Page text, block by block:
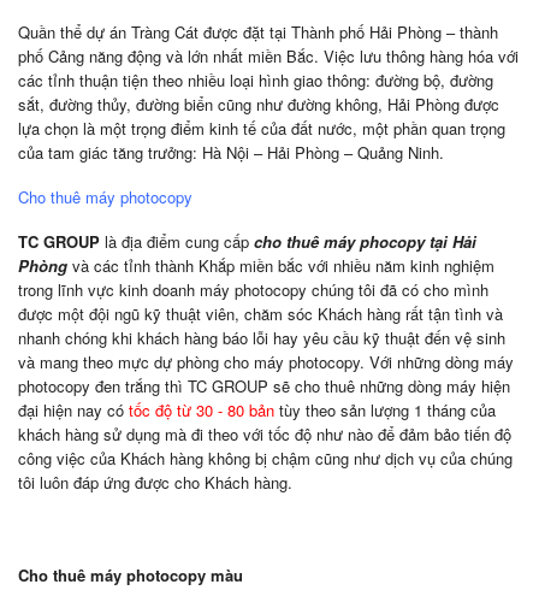
Quần thể dự án Tràng Cát được đặt tại Thành phố Hải Phòng – thành
phố Cảng năng động và lớn nhất miền Bắc. Việc lưu thông hàng hóa với
các tỉnh thuận tiện theo nhiều loại hình giao thông: đường bộ, đường
sắt, đường thủy, đường biển cũng như đường không, Hải Phòng được
lựa chọn là một trọng điểm kinh tế của đất nước, một phần quan trọng
của tam giác tăng trưởng: Hà Nội – Hải Phòng – Quảng Ninh.
Cho thuê máy photocopy
TC GROUP là địa điểm cung cấp cho thuê máy phocopy tại Hải
Phòng và các tỉnh thành Khắp miền bắc với nhiều năm kinh nghiệm
trong lĩnh vực kinh doanh máy photocopy chúng tôi đã có cho mình
được một đội ngũ kỹ thuật viên, chăm sóc Khách hàng rất tận tình và
nhanh chóng khi khách hàng báo lỗi hay yêu cầu kỹ thuật đến vệ sinh
và mang theo mực dự phòng cho máy photocopy. Với những dòng máy
photocopy đen trắng thì TC GROUP sẽ cho thuê những dòng máy hiện
đại hiện nay có tốc độ từ 30 - 80 bản tùy theo sản lượng 1 tháng của
khách hàng sử dụng mà đi theo với tốc độ như nào để đảm bảo tiến độ
công việc của Khách hàng không bị chậm cũng như dịch vụ của chúng
tôi luôn đáp ứng được cho Khách hàng.
Cho thuê máy photocopy màu